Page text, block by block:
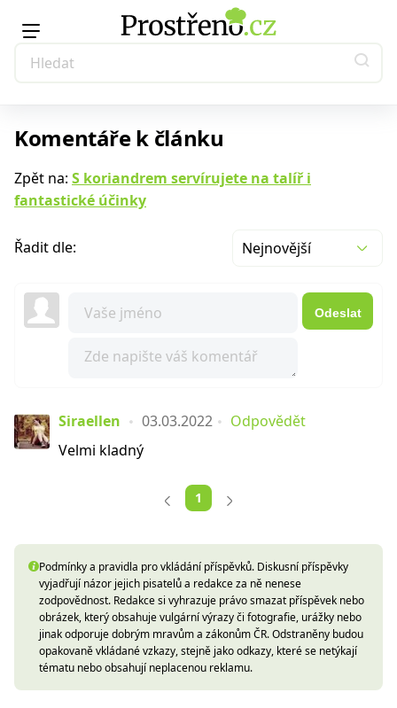
Komentáře k článku
Zpět na: S koriandrem servírujete na talíř i
fantastické účinky
Řadit dle: Nejnovější
Odeslat
Siraellen 03.03.2022
Odpovědět
Velmi kladný
1
Podmínky a pravidla pro vkládání příspěvků. Diskusní příspěvky
vyjadřují názor jejich pisatelů a redakce za ně nenese
zodpovědnost. Redakce si vyhrazuje právo smazat příspěvek nebo
obrázek, který obsahuje vulgární výrazy či fotografie, urážky nebo
jinak odporuje dobrým mravům a zákonům ČR. Odstraněny budou
opakovaně vkládané vzkazy, stejně jako odkazy, které se netýkají
tématu nebo obsahují neplacenou reklamu.